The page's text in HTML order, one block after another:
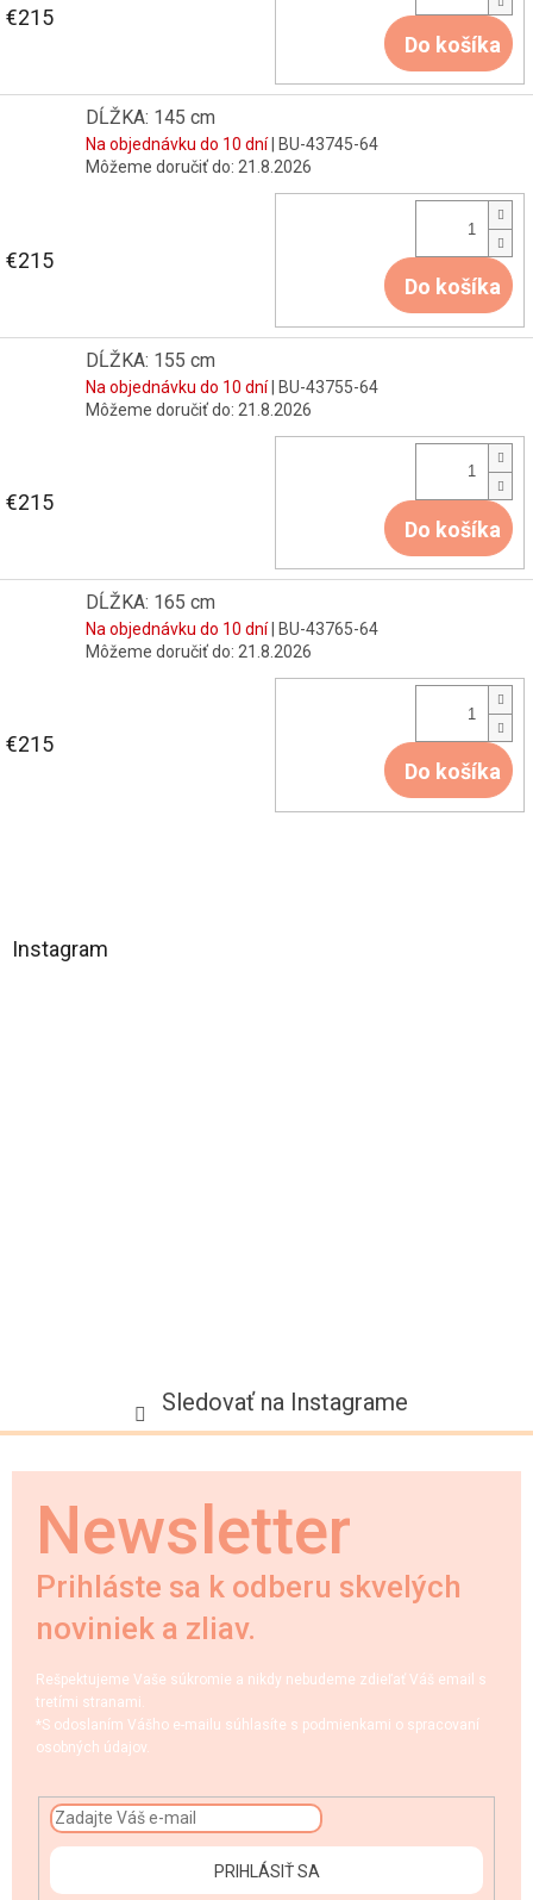
€215
Do košíka
DĹŽKA: 145 cm
Na objednávku do 10 dní
| BU-43745-64
Môžeme doručiť do: 21.8.2026
€215
Do košíka
DĹŽKA: 155 cm
Na objednávku do 10 dní
| BU-43755-64
Môžeme doručiť do: 21.8.2026
€215
Do košíka
DĹŽKA: 165 cm
Na objednávku do 10 dní
| BU-43765-64
Môžeme doručiť do: 21.8.2026
€215
Do košíka
á
Instagram
Sledovať na Instagrame
Newsletter
Prihláste sa k odberu skvelých
noviniek a zliav.
Rešpektujeme Vaše súkromie a nikdy nebudeme zdieľať Váš email s
tretími stranami.
*S odoslaním Vášho e-mailu súhlasíte s podmienkami o spracovaní
osobných údajov.
PRIHLÁSIŤ SA